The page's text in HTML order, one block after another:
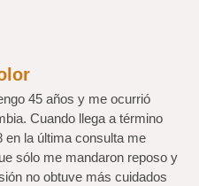
45 años y me ocurrió
Cuando llega a término
en la última consulta me
sólo me mandaron reposo y
no obtuve más cuidados